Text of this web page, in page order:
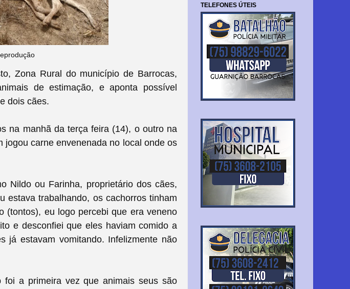
Zona Rural do município de Barrocas,
de estimação, e aponta possível
dois cães.
na manhã da terça feira (14), o outro na
carne envenenada no local onde os
Nildo ou Farinha, proprietário dos cães,
estava trabalhando, os cachorros tinham
(tontos), eu logo percebi que era veneno
e desconfiei que eles haviam comido a
já estavam vomitando. Infelizmente não
a primeira vez que animais seus são
TELEFONES ÚTEIS